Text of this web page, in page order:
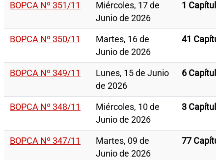
BOPCA Nº 351/11
Miércoles, 17 de
Junio de 2026
1
BOPCA Nº 350/11
Martes, 16 de
Junio de 2026
41
BOPCA Nº 349/11
Lunes, 15 de Junio
de 2026
6
BOPCA Nº 348/11
Miércoles, 10 de
Junio de 2026
3
BOPCA Nº 347/11
Martes, 09 de
Junio de 2026
77